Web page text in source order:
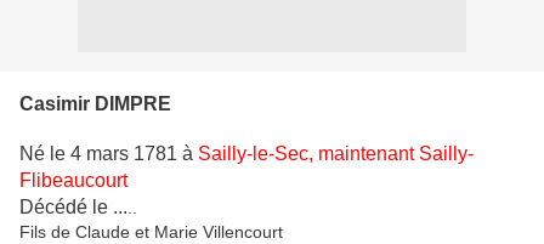
Casimir DIMPRE
Né le 4 mars 1781 à Sailly-le-Sec, maintenant Sailly-
Flibeaucourt
Décédé le ...
Fils de Claude et Marie Villencourt